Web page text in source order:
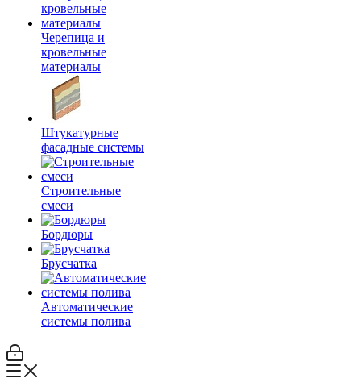
Черепица и
кровельные
материалы
Штукатурные
фасадные системы
Строительные
смеси
Бордюры
Брусчатка
Автоматические
системы полива